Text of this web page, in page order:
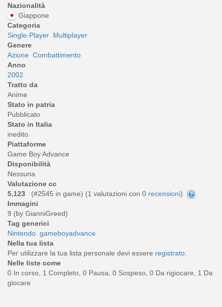
Nazionalità
Giappone
Categoria
Single-Player Multiplayer
Genere
Azione Combattimento
Anno
2002
Tratto da
Anime
Stato in patria
Pubblicato
Stato in Italia
inedito
Piattaforme
Game Boy Advance
Disponibilità
Nessuna
Valutazione cc
5,123
(#2545 in game) (1 valutazioni con 0 recensioni)
Immagini
9 (by GianniGreed)
Tag generici
Nintendo gameboyadvance
Nella tua lista
Per utilizzare la tua lista personale devi essere registrato.
Nelle liste come
0 In corso, 1 Completo, 0 Pausa, 0 Sospeso, 0 Da rigiocare, 1 Da
giocare